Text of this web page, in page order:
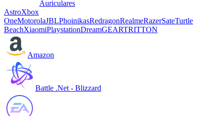
Auriculares
AstroXbox
OneMotorolaJBLPhoinikasRedragonRealmeRazerSateTurtle
BeachXiaomiPlaystationDreamGEARTRITTON
Amazon
Battle .Net - Blizzard